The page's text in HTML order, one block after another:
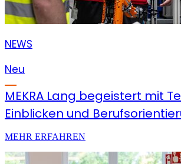
NEWS
Neu
MEKRA Lang begeistert mit
Einblicken und
MEHR ERFAHREN